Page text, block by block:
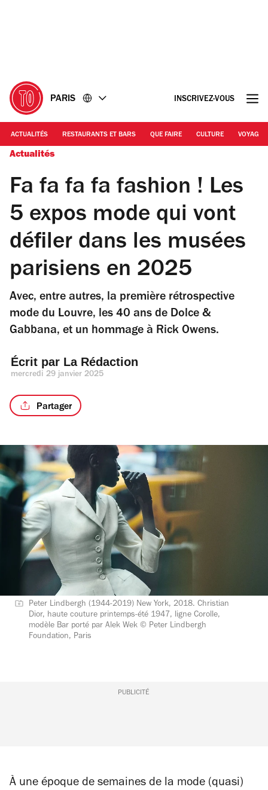
PARIS INSCRIVEZ-VOUS
ACTUALITÉS RESTAURANTS ET BARS QUE FAIRE CULTURE VOYAGE
Actualités
Fa fa fa fa fashion ! Les
5 expos mode qui vont
défiler dans les musées
parisiens en 2025
Avec, entre autres, la première rétrospective
mode du Louvre, les 40 ans de Dolce &
Gabbana, et un hommage à Rick Owens.
Écrit par La Rédaction
mercredi 29 janvier 2025
Partager
Peter Lindbergh (1944-2019) New York, 2018. Christian
Dior, haute couture printemps-été 1947, ligne Corolle,
modèle Bar porté par Alek Wek © Peter Lindbergh
Foundation, Paris
PUBLICITÉ
À une époque de semaines de la mode (quasi)